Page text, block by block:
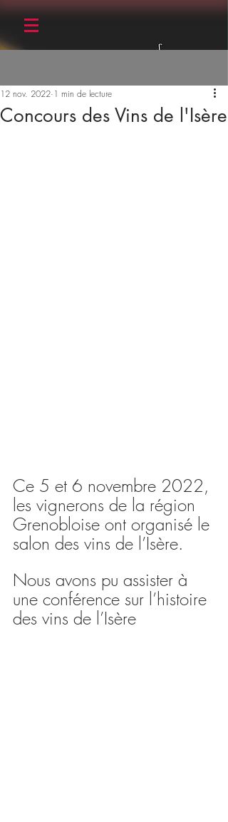
Concours des Vins de l'Isère
12 nov. 2022 1 min de lecture
Ce 5 et 6 novembre 2022,
les vignerons de la région
Grenobloise ont organisé le
salon des vins de l’Isère.
Nous avons pu assister à
une conférence sur l’histoire
des vins de l’Isère